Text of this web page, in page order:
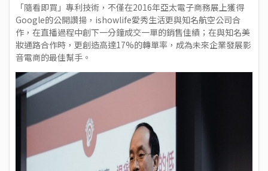
「隨看即買」專利技術，不僅在2016年亞太電子商務展上獲得
Google的公開讚揚，ishowlife愛秀生活更與知名航空公司合
作，在直播過程中創下一分鐘成交一單的銷售佳績；在與知名美
妝通路合作時，更創造高達17%的轉單率，成為未來企業發展影
音電商的最佳幫手。